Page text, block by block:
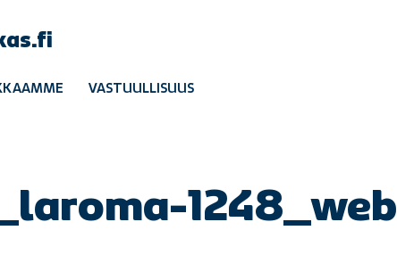
VASTUULLISUUS
1248_web